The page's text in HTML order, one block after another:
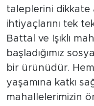
taleplerini dikkate
ihtiyaçlarını tek
Battal ve Işıklı
başladığımız
bir ürünüdür.
yaşamına katkı
mahallelerimizin